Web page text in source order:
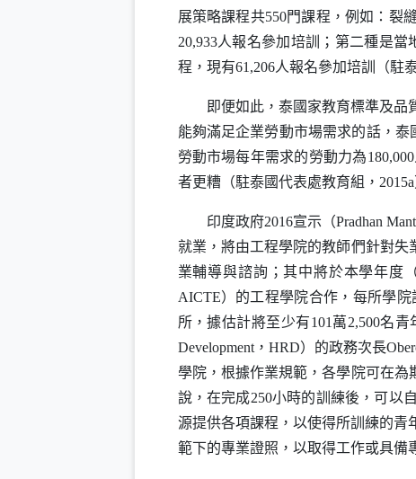
展策略課程共550門課程，例如：裂
20,933人報名參加培訓；第二種是當
程，現有61,206人報名參加培訓（駐
即便如此，泰國家教育標準及品
能夠滿足企業勞動市場需求的話，
勞動市場每年需求的勞動力為
者更糟（駐泰國代表處教育組，2015a
印度政府2016宣示（Pradhan
就業，將由工程學院的教師們針對
業輔導與諮詢；其中將於本學年度
AICTE）的工程學院合作，每所學院
所，據估計將至少有101萬2,500名
Development， HRD）的政務次長
學院，根據作業規範，各學院可在
說，在完成250小時的訓練後，可以
源提供各項課程，以使得所訓練的青
範下的專業證照，以取得工作或具備